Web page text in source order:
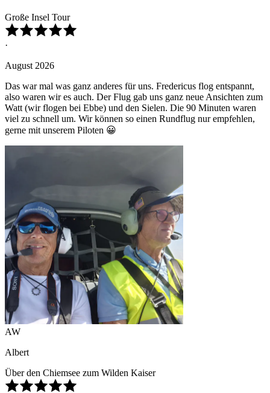
Große Insel Tour
·
August 2026
Das war mal was ganz anderes für uns. Fredericus flog entspannt,
also waren wir es auch. Der Flug gab uns ganz neue Ansichten zum
Watt (wir flogen bei Ebbe) und den Sielen. Die 90 Minuten waren
viel zu schnell um. Wir können so einen Rundflug nur empfehlen,
gerne mit unserem Piloten 😀
AW
Albert
Über den Chiemsee zum Wilden Kaiser